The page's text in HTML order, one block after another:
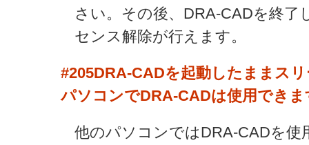
さい。その後、DRA-CADを終
センス解除が行えます。
#205DRA-CADを起動したままス
パソコンでDRA-CADは使用でき
他のパソコンではDRA-CADを